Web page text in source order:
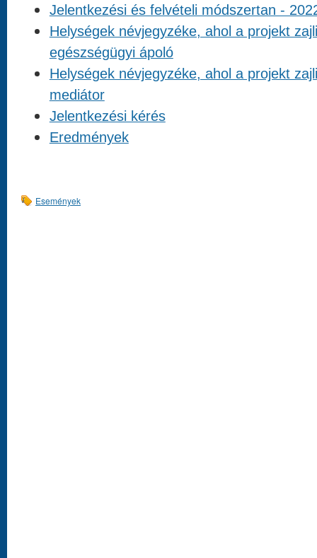
Jelentkezési és felvételi módszertan -
Helységek névjegyzéke, ahol a projekt
egészségügyi ápoló
Helységek névjegyzéke, ahol a projekt
mediátor
Jelentkezési kérés
Eredmények
Események